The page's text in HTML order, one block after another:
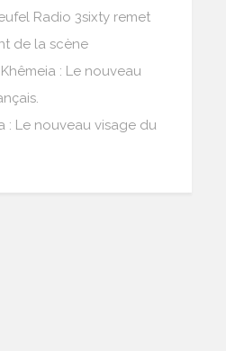
Radio 3sixty remet
de la scène
Khêmeia : Le nouveau
: Le nouveau visage du